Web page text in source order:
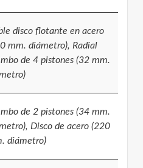
disco flotante en acero
mm. diámetro), Radial
de 4 pistones (32 mm.
de 2 pistones (34 mm.
Disco de acero (220
diámetro)